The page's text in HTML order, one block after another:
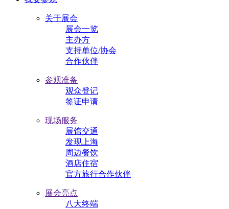
关于展会
展会一览
主办方
支持单位/协会
合作伙伴
参观准备
观众登记
签证申请
现场服务
展馆交通
发现上海
周边餐饮
酒店住宿
官方旅行合作伙伴
展会亮点
八大终端